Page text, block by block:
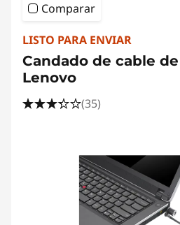
Comparar
LISTO PARA ENVIAR
Candado de cable
Lenovo
(35)